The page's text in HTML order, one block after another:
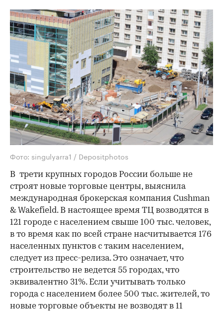
Фото: singulyarra1 / Depositphotos
В трети крупных городов России больше не
строят новые торговые центры, выяснила
международная брокерская компания Cushman
& Wakefield. В настоящее время ТЦ возводятся в
121 городе с населением свыше 100 тыс. человек,
в то время как по всей стране насчитывается 176
населенных пунктов с таким населением,
следует из пресс-релиза. Это означает, что
строительство не ведется 55 городах, что
эквивалентно 31%. Если учитывать только
города с населением более 500 тыс. жителей, то
новые торговые объекты не возводят в 11